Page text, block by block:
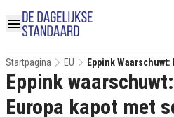
Startpagina EU
Eppink
Schuldenbubbel
Eppink
Europa kapot met